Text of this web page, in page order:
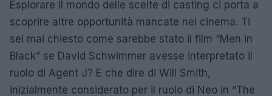
Esplorare il mondo delle scelte di casting ci porta a
scoprire altre opportunità mancate nel cinema. Ti
sei mai chiesto come sarebbe stato il film “Men in
Black” se David Schwimmer avesse interpretato il
ruolo di Agent J? E che dire di Will Smith,
inizialmente considerato per il ruolo di Neo in “The